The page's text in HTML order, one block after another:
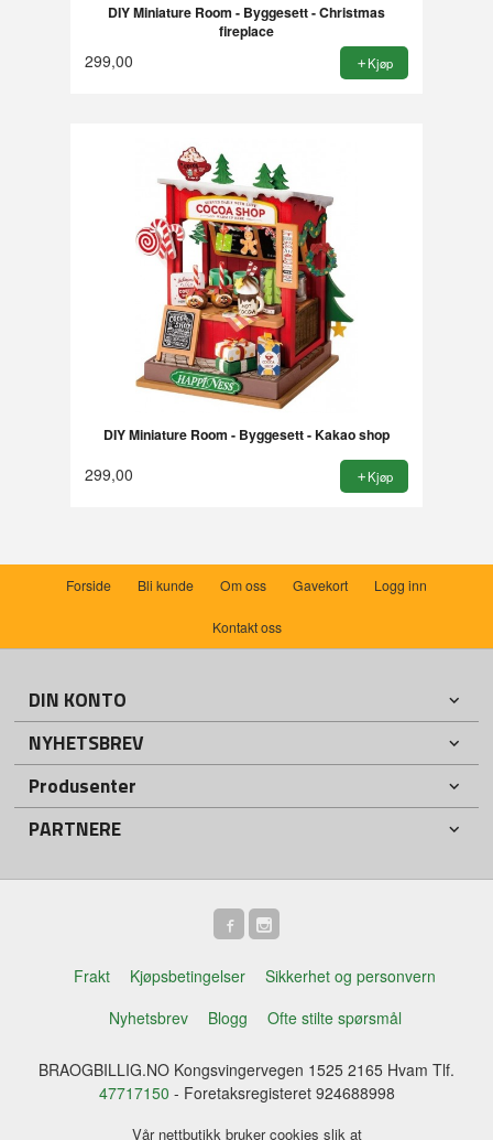
DIY Miniature Room - Byggesett - Christmas
fireplace
299,00 Kjøp
DIY Miniature Room - Byggesett - Kakao shop
299,00 Kjøp
Forside Bli kunde Om oss Gavekort Logg inn
Kontakt oss
DIN KONTO
NYHETSBREV
Produsenter
PARTNERE
Frakt Kjøpsbetingelser
Sikkerhet og personvern
Nyhetsbrev
Blogg Ofte stilte spørsmål
BRAOGBILLIG.NO Kongsvingervegen 1525 2165 Hvam Tlf.
47717150 - Foretaksregisteret 924688998
Vår nettbutikk bruker cookies slik at